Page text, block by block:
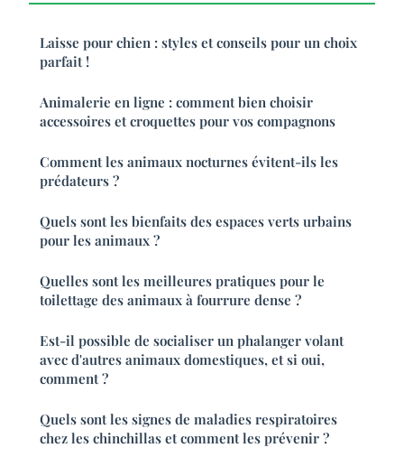
Laisse pour chien : styles et conseils pour un choix
parfait !
Animalerie en ligne : comment bien choisir
accessoires et croquettes pour vos compagnons
Comment les animaux nocturnes évitent-ils les
prédateurs ?
Quels sont les bienfaits des espaces verts urbains
pour les animaux ?
Quelles sont les meilleures pratiques pour le
toilettage des animaux à fourrure dense ?
Est-il possible de socialiser un phalanger volant
avec d'autres animaux domestiques, et si oui,
comment ?
Quels sont les signes de maladies respiratoires
chez les chinchillas et comment les prévenir ?